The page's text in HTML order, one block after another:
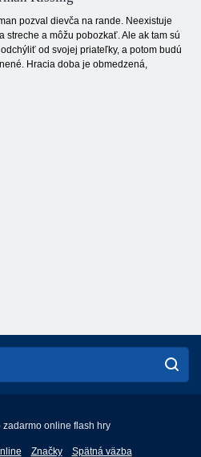
pozval dievča na rande. Neexistuje
streche a môžu pobozkať. Ale ak tam sú
od svojej priateľky, a potom budú
Hracia doba je obmedzená,
online flash hry
Značky Spätná väzba